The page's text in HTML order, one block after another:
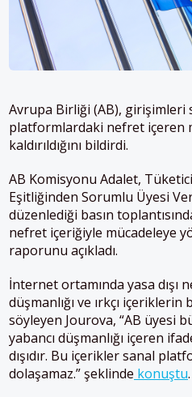
Avrupa Birliği (AB), girişimleri
platformlardaki nefret içeren
kaldırıldığını bildirdi.
AB Komisyonu Adalet,
Eşitliğinden Sorumlu Üyesi
düzenlediği basın
nefret içeriğiyle mücadeleye
raporunu açıkladı.
İnternet ortamında yasa dışı
düşmanlığı ve ırkçı
söyleyen Jourova, “AB üyesi
yabancı düşmanlığı içeren
dışıdır. Bu içerikler sanal
dolaşamaz.” şeklinde konuştu.